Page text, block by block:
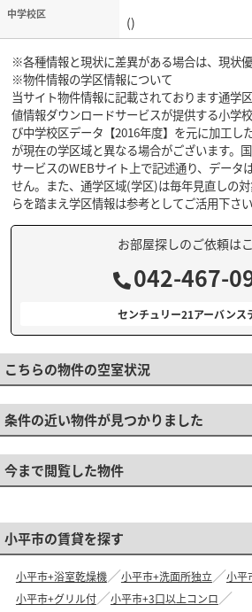
中学校区 ()
※各種情報と現状に差異がある場合は、現状優
※物件情報の学区情報について
当サイト物件情報に記載されております通学
値情報ダウンロードサービスが提供する小学
び中学校区データ【2016年度】を元に加工し
が現在の学区域と異なる場合がございます。
サービスのWEBサイト上で記述通り、データ
せん。また、通学区域(学区)は毎年見直しの
らを踏まえ学区情報は参考としてご活用下さい
お部屋探しのご依頼は
042-467-
センチュリー21アーバンス
こちらの物件の空室状況
条件の近い物件が見つかりました
今まで閲覧した物件
小平市の賃貸を探す
小平市+浴室乾燥機 小平市+洗面所独立
小平
小平市+グリル付
小平市+3口以上コンロ